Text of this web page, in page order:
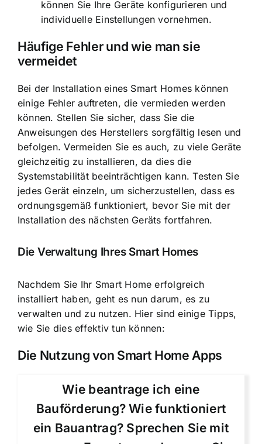
können Sie Ihre Geräte konfigurieren und
individuelle Einstellungen vornehmen.
Häufige Fehler und wie man sie
vermeidet
Bei der Installation eines Smart Homes können
einige Fehler auftreten, die vermieden werden
können. Stellen Sie sicher, dass Sie die
Anweisungen des Herstellers sorgfältig lesen und
befolgen. Vermeiden Sie es auch, zu viele Geräte
gleichzeitig zu installieren, da dies die
Systemstabilität beeinträchtigen kann. Testen Sie
jedes Gerät einzeln, um sicherzustellen, dass es
ordnungsgemäß funktioniert, bevor Sie mit der
Installation des nächsten Geräts fortfahren.
Die Verwaltung Ihres Smart Homes
Nachdem Sie Ihr Smart Home erfolgreich
installiert haben, geht es nun darum, es zu
verwalten und zu nutzen. Hier sind einige Tipps,
wie Sie dies effektiv tun können:
Die Nutzung von Smart Home Apps
Wie beantrage ich eine
Bauförderung? Wie funktioniert
ein Bauantrag? Sprechen Sie mit